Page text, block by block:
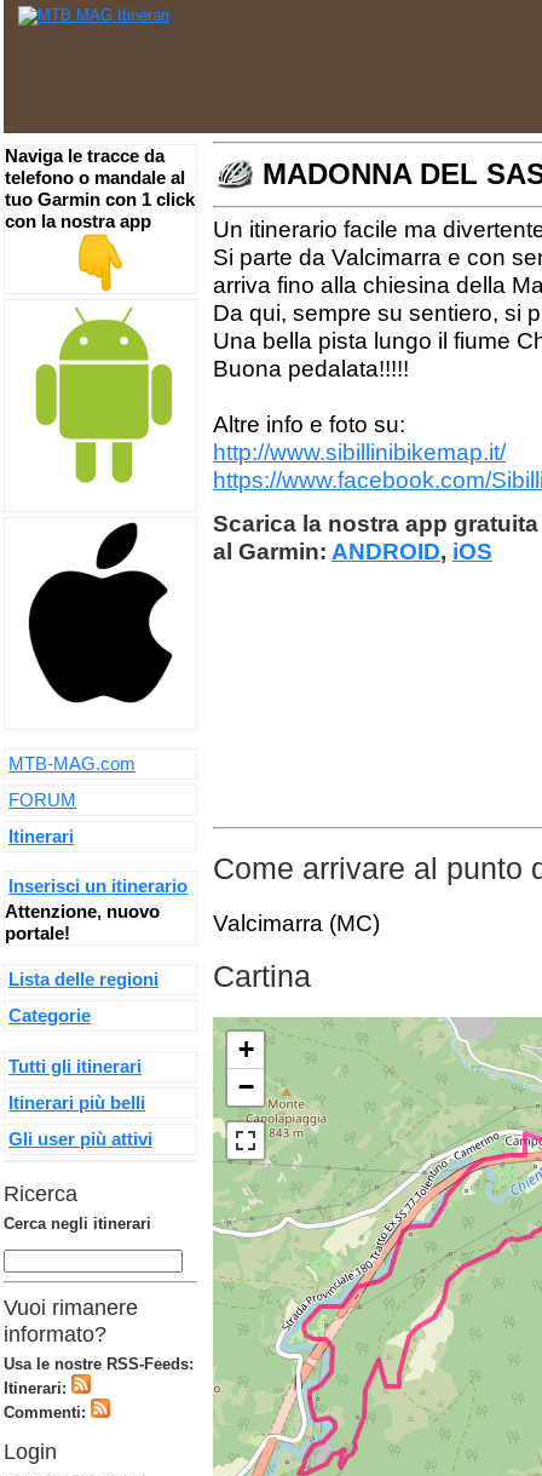
MADONNA DEL
Un itinerario facile ma
Si parte da Valcimarra e con
arriva fino alla chiesina della
Da qui, sempre su sentiero, si
Una bella pista lungo il fiume
Buona pedalata!!!!!
Altre info e foto su:
http://www.sibillinibikemap.it/
https://www.facebook.com/
Scarica la nostra app
al Garmin: ANDROID, iOS
Come arrivare al punto
Valcimarra (MC)
Cartina
+
−
Naviga le tracce da
telefono o mandale al
tuo Garmin con 1 click
con la nostra app
MTB-MAG.com
FORUM
Itinerari
Inserisci un itinerario
Attenzione, nuovo
portale!
Lista delle regioni
Categorie
Tutti gli itinerari
Itinerari più belli
Gli user più attivi
Ricerca
Cerca negli itinerari
Vuoi rimanere
informato?
Usa le nostre RSS-Feeds:
Itinerari:
Commenti:
Login